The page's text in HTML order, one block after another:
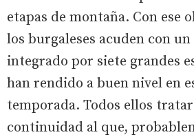
etapas de montaña. Con ese
los burgaleses acuden con
integrado por siete grandes
han rendido a buen nivel en
temporada. Todos ellos
continuidad al que,